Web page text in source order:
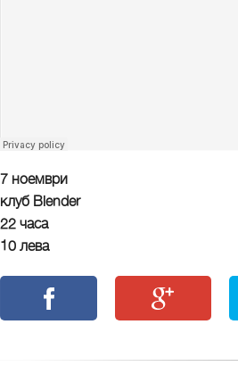
7 ноември
клуб Blender
22 часа
10 лева